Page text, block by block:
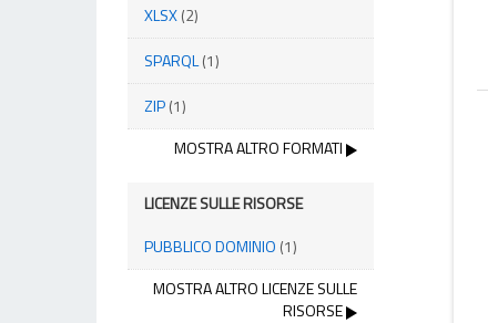
XLSX(2)
SPARQL(1)
ZIP(1)
MOSTRA ALTRO FORMATI
LICENZE SULLE RISORSE
PUBBLICO DOMINIO (1)
MOSTRA ALTRO LICENZE SULLE
RISORSE